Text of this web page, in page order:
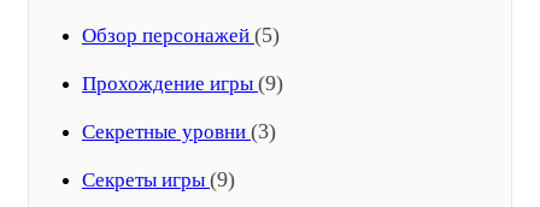
Обзор персонажей (5)
Прохождение игры (9)
Секретные уровни (3)
Секреты игры (9)